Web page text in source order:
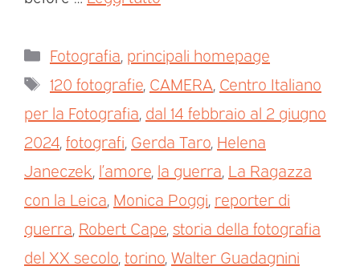
Fotografia principali homepage
120 fotografie CAMERA Centro Italiano
per la Fotografia dal 14 febbraio al 2 giugno
2024 fotografi Gerda Taro Helena
Janeczek l’amore la guerra La Ragazza
con la Leica Monica Poggi reporter di
guerra Robert Cape storia della fotografia
del XX secolo torino Walter Guadagnini